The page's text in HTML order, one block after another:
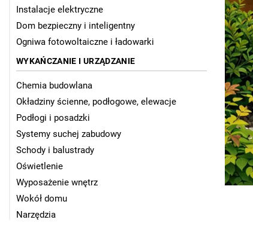
Instalacje elektryczne
Dom bezpieczny i inteligentny
Ogniwa fotowoltaiczne i ładowarki
WYKAŃCZANIE I URZĄDZANIE
Chemia budowlana
Okładziny ścienne, podłogowe, elewacje
Podłogi i posadzki
Systemy suchej zabudowy
Schody i balustrady
Oświetlenie
Wyposażenie wnętrz
Wokół domu
Narzędzia